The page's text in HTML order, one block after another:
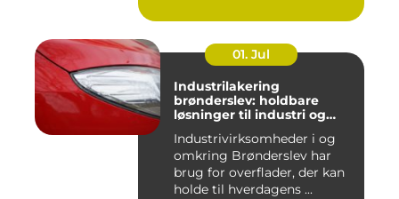
01. Jul
Industrilakering
brønderslev: holdbare
løsninger til industri og
Industrivirksomheder i og
omkring Brønderslev har
brug for overflader, der kan
holde til hverdagens ...